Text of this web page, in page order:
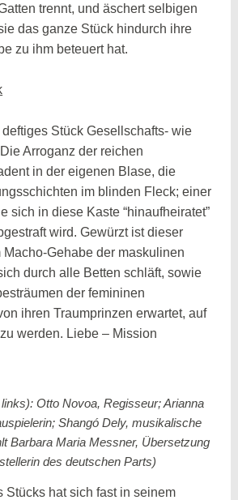
trennt, und äschert selbigen
das ganze Stück hindurch ihre
zu ihm beteuert hat.
Stück Gesellschafts- wie
Arroganz der reichen
in der eigenen Blase, die
im blinden Fleck; einer
sich in diese Kaste “hinaufheiratet”
wird. Gewürzt ist dieser
Gehabe der maskulinen
durch alle Betten schläft, sowie
der femininen
ihren Traumprinzen erwartet, auf
werden. Liebe – Mission
Otto Novoa, Regisseur; Arianna
Shangó Dely, musikalische
Barbara Maria Messner, Übersetzung
des deutschen Parts)
Stücks hat sich fast in seinem